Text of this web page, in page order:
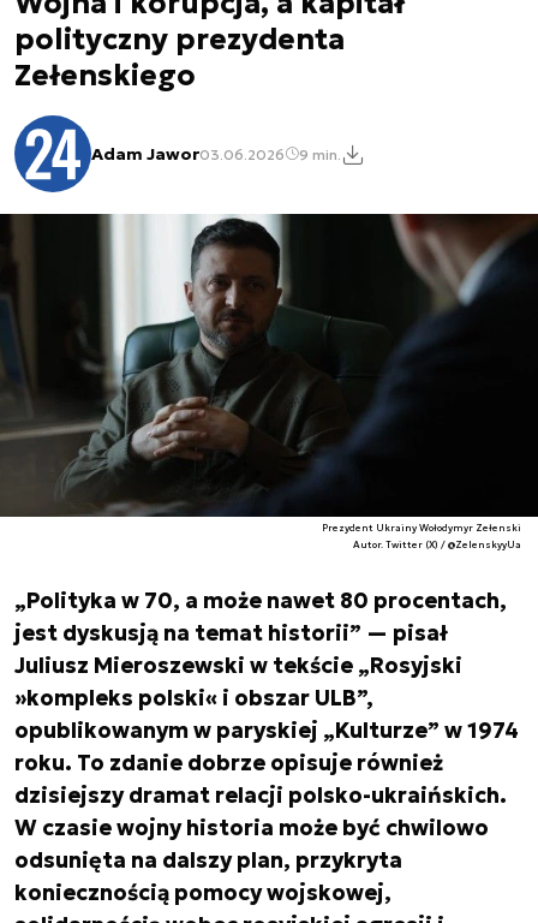
polityczny prezydenta
Zełenskiego
Adam Jawor03.06.2026 9 min.
Prezydent Ukrainy Wołodymyr Zełenski
Autor. Twitter (X) / @ZelenskyyUa
„Polityka w 70, a może nawet 80 procentach,
jest dyskusją na temat historii” — pisał
Juliusz Mieroszewski w tekście „Rosyjski
»kompleks polski« i obszar ULB”,
opublikowanym w paryskiej „Kulturze” w 1974
roku. To zdanie dobrze opisuje również
dzisiejszy dramat relacji polsko-ukraińskich.
W czasie wojny historia może być chwilowo
odsunięta na dalszy plan, przykryta
koniecznością pomocy wojskowej,